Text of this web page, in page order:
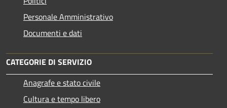
Personale Amministrativo
Documenti e dati
CATEGORIE DI SERVIZIO
Anagrafe e stato civile
Cultura e tempo libero